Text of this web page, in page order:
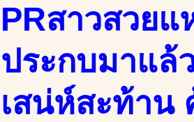
PRสาวสวย
ประกบมาแล้
เสน่ห์สะท้าน